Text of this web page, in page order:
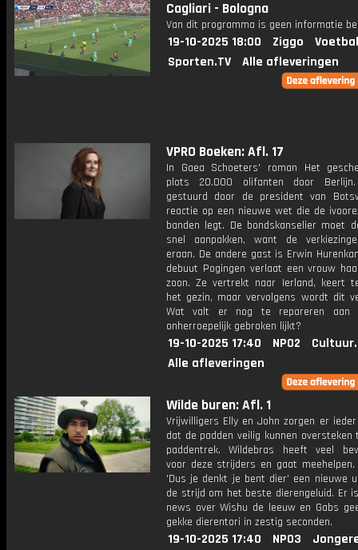
Cagliari - Bologna
Van dit programma is geen informatie
19-10-2025 18:00 Ziggo
Sporten.TV
Alle afleveringen
VPRO Boeken: Afl. 17
In Gaea Schoeters' roman Het
plots 20.000 olifanten door
gestuurd door de president van
reactie op een nieuwe wet die de
banden legt. De bondskanselier moet
snel aanpakken, want de
eraan. De andere gast is Erwin
debuut Pogingen verlaat een vrouw
zoon. Ze vertrekt naar Ierland, keert
het gezin, maar vervolgens wordt dit
Wat valt er nog te repareren aan
onherroepelijk gebroken lijkt?
19-10-2025 17:40 NPO2
Alle afleveringen
Wilde buren: Afl. 1
Vrijwilligers Elly en John zorgen er
dat de padden veilig kunnen oversteken
paddentrek. Wildebras heeft veel
voor deze strijders en gaat meehelpen.
'Dus je denkt je bent dier' een nieuwe
de strijd om het beste dierengeluid. Er
news over Wishu de leeuw en Gabs
gekke dierentori in zestig seconden.
19-10-2025 17:40 NPO3